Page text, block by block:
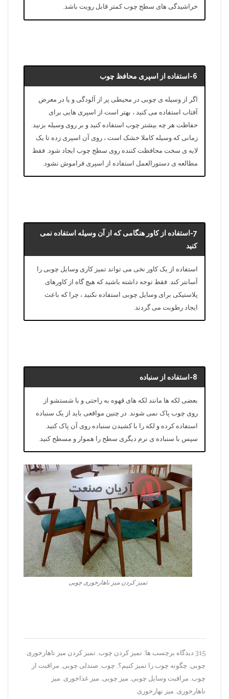
خراشیدگی های سطح چوب کمتر قابل رویت باشد.
6-استفاده از اسپری محافظ چوب
اگر از وسیله ی چوبی در محیطی پر از آلودگی و یا در معرض
آفتاب استفاده می کنید ، بهتر است از اسپری هایی برای
حفاظت هر چه بیشتر چوب استفاده کنید و بر روی وسیله بزنید.
زمانی که وسیله کاملا خشک است ، روی آن اسپری زده تا یک
لایه ی سخت محافظت کننده روی سطح چوب ایجاد شود. فقط
مطالعه ی دستورالعمل استفاده از اسپری فراموش نشود.
7-استفاده از کاور هنگامی که از آن وسیله استفاده نمی
کنید
استفاده از یک کاور نخی می تواند تمیز کاری وسایل چوبی را
آسانتر کند. فقط توجه داشته باشید که هیچ گاه از کاورهای
پلاستیکی برای وسایل چوبی استفاده نکنید ، چرا که باعث
ایجاد رطوبت می گردند.
8-استفاده از سنباده
بعضی لکه ها مانند لکه های قهوه به راحتی و با شستشو از
روی چوب پاک نمی شوند. در چنین مواقعی باید از یک سنباده
استفاده کرده و لکه را با کشیدن سنباده روی آن پاک کنید.
سپس با سنباده ی نرم دیگری سطح را هموار و مسطح کنید.
تمیز کردن میز ناهارخوری چوبی
315 دیدگاه برچسب ها: تمیز کردن چوب تمیز کردن میز ناهارخوری
چوبی چگونه چوب را تمیز کنیم؟ چوب صندلی چوبی مراقبت از
چوب مراقبت وسایل چوبی میز چوبی میز غذاخوری میز
ناهارخوری میز نهارخوری